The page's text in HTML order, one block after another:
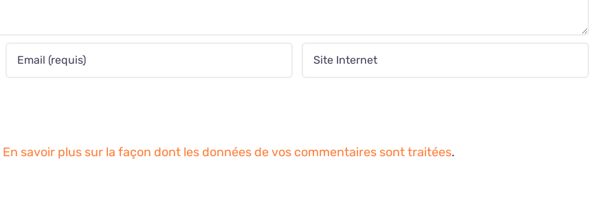
En savoir plus sur la façon dont les données de vos commentaires sont traitées.